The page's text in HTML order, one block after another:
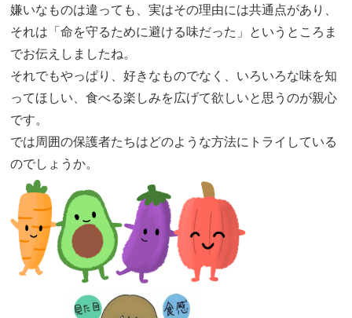
嫌いなものは違っても、実はその理由には共通点があり、
それは「命を守るために避ける味だった」というところま
でお伝えしましたね。
それでもやっぱり、好きなものでなく、いろいろな味を知
ってほしい、食べる楽しみを広げて欲しいと思うのが親心
です。
では周囲の保護者たちはどのような方法にトライしている
のでしょうか。